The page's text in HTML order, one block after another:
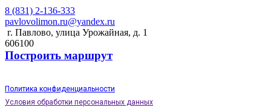
8 (831) 2-136-333
pavlovolimon.ru@yandex.ru
г. Павлово, улица Урожайная, д. 1
606100
Построить маршрут
Политика конфиденциальности
Условия обработки персональных данных